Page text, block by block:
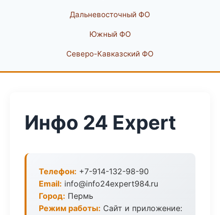
Дальневосточный ФО
Южный ФО
Северо-Кавказский ФО
Инфо 24 Expert
Телефон: +7-914-132-98-90
Email: info@info24expert984.ru
Город: Пермь
Режим работы: Сайт и приложение: